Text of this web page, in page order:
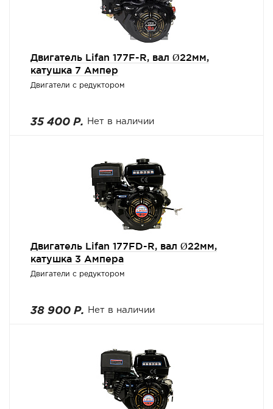
Двигатель Lifan 177F-R, вал Ø22мм,
катушка 7 Ампер
Двигатели с редуктором
35 400 Р. Нет в наличии
Двигатель Lifan 177FD-R, вал Ø22мм,
катушка 3 Ампера
Двигатели с редуктором
38 900 Р. Нет в наличии